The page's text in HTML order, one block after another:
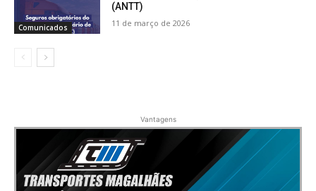
Comunicados
(ANTT)
11 de março de 2026
Vantagens